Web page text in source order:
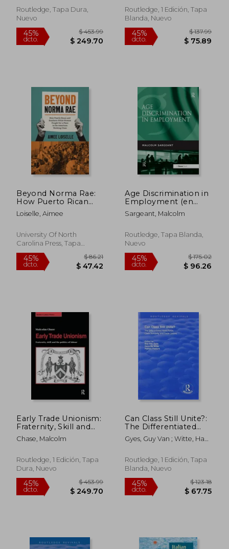
45%
dcto.
Routledge, Tapa Dura,
Nuevo
45%
dcto. $ 249.70
Routledge, 1 Edición, Tapa
Blanda, Nuevo
45%
dcto.
Beyond Norma Rae:
How Puerto Rican
and Southern White
Women Fought for a
Working Class (en
Inglés)
Loiselle, Aimee
University Of North
Carolina Press, Tapa
Blanda, Nuevo
Age Discrimination in
Employment (en
Inglés)
Sargeant, Malcolm
Routledge, Tapa Blanda,
Nuevo
Early Trade Unionism:
Fraternity, Skill and
the Politics of Labour
(en Inglés)
Chase, Malcolm
Routledge, 1 Edición, Tapa
Dura, Nuevo
Can Class Still Unite?:
The Differentiated
Work Force, Class
Solidarity and Trade
Gyes, Guy Van ; Witte, Hans
Routledge, 1 Edición, Tapa
Blanda, Nuevo